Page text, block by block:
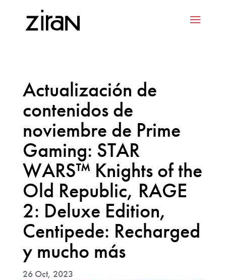
Actualización de
contenidos de
noviembre de Prime
Gaming: STAR
WARS™ Knights of the
Old Republic, RAGE
2: Deluxe Edition,
Centipede: Recharged
y mucho más
26 Oct, 2023